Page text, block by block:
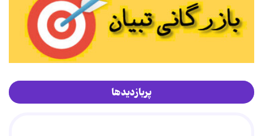
پربازدیدها